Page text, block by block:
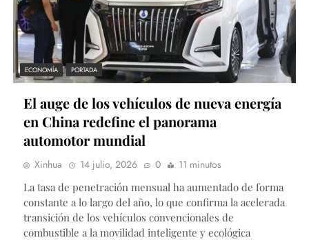
ECONOMÍA PORTADA
El auge de los vehículos de nueva energía
en China redefine el panorama
automotor mundial
Xinhua 14 julio, 2026 0
11 minutos
La tasa de penetración mensual ha aumentado de forma
constante a lo largo del año, lo que confirma la acelerada
transición de los vehículos convencionales de
combustible a la movilidad inteligente y ecológica